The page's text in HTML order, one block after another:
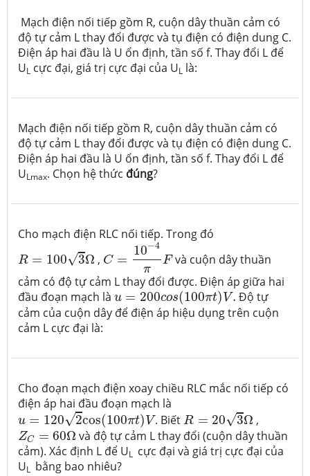
Mạch điện nối tiếp gồm R, cuộn dây thuần cảm có
độ tự cảm L thay đổi được và tụ điện có điện dung C.
Điện áp hai đầu là U ổn định, tần số f. Thay đổi L để
UL cực đại, giá trị cực đại của UL là:
Mạch điện nối tiếp gồm R, cuộn dây thuần cảm có
độ tự cảm L thay đổi được và tụ điện có điện dung C.
Điện áp hai đầu là U ổn định, tần số f. Thay đổi L để
ULmax. Chọn hệ thức đúng?
Cho mạch điện RLC nối tiếp. Trong đó
R = 100√3Ω
R= 1003Ω , C =
10−4
π
F
C= 10−4πF
và cuộn dây thuần
cảm có độ tự cảm L thay đổi được. Điện áp giữa hai
đầu đoạn mạch là u = 200cos(100πt) V.
u=200cos(100πt)V.
Độ tự
cảm của cuộn dây để điện áp hiệu dụng trên cuộn
cảm L cực đại là:
Cho đoạn mạch điện xoay chiều RLC mắc nối tiếp có
điện áp hai đầu đoạn mạch là
u = 120√2cos(100πt) V
u=1202cos(100πt) V . BiếtR = 20√3Ω
R= 203Ω ,
ZC = 60Ω
ZC 60Ω
và độ tự cảm L thay đổi (cuộn dây thuần
cảm). Xác định L để UL cực đại và giá trị cực đại của
UL bằng bao nhiêu?